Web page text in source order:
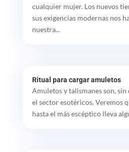
cualquier mujer. Los nuevos
sus exigencias modernas nos
nuestra...
Ritual para cargar amuletos
Amuletos y talismanes son, sin
el sector esotéricos. Veremos
hasta el más escéptico lleva